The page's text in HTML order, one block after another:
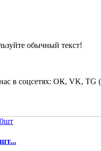
обычный текст!
в соцсетях: ОК, VK, TG